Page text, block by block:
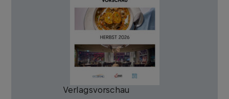
Verlagsvorschau